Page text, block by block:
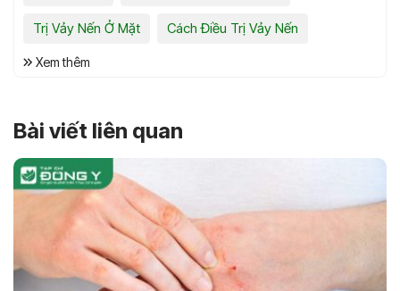
Trị Vảy Nến Ở Mặt Cách Điều Trị Vảy Nến
Xem thêm
Bài viết liên quan